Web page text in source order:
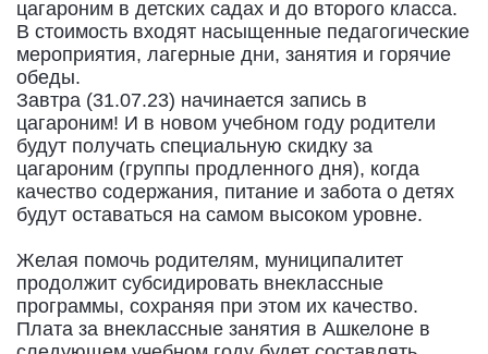
цагароним в детских садах и до второго класса.
В стоимость входят насыщенные педагогические
мероприятия, лагерные дни, занятия и горячие
обеды.
Завтра (31.07.23) начинается запись в
цагароним! И в новом учебном году родители
будут получать специальную скидку за
цагароним (группы продленного дня), когда
качество содержания, питание и забота о детях
будут оставаться на самом высоком уровне.
Желая помочь родителям, муниципалитет
продолжит субсидировать внеклассные
программы, сохраняя при этом их качество.
Плата за внеклассные занятия в Ашкелоне в